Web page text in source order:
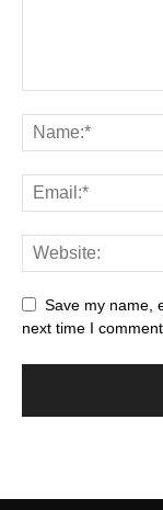
Save my name,
next time I comment.